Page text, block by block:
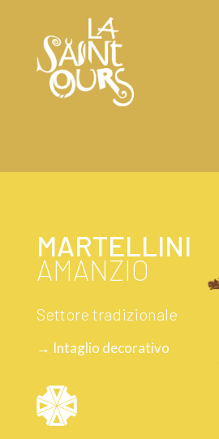
MARTELLINI
AMANZIO
Settore tradizionale
→ Intaglio decorativo